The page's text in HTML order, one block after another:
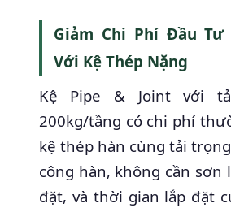
Giảm Chi Phí Đầu Tư
Với Kệ Thép Nặng
Kệ Pipe & Joint với
200kg/tầng có chi phí
kệ thép hàn cùng tải
công hàn, không cần sơn
đặt, và thời gian lắp đặt